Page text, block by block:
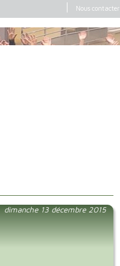
Nous contacter
dimanche 13 décembre 2015